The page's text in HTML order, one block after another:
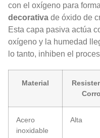
con el oxígeno para
decorativa de óxido de
Esta capa pasiva actúa
oxígeno y la humedad
lo tanto, inhiben el
Material
Acero
inoxidable
Alta